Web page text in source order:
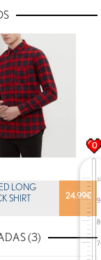
24.99€
LONG
SHIRT
(3)
0